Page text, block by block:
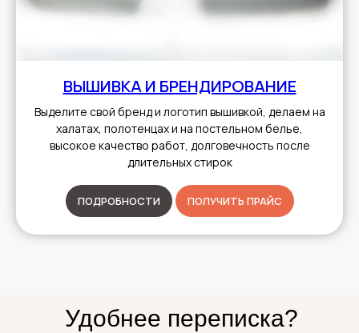
ВЫШИВКА И БРЕНДИРОВАНИЕ
Выделите свой бренд и логотип вышивкой, делаем на
халатах, полотенцах и на постельном белье,
высокое качество работ, долговечность после
длительных стирок
ПОДРОБНОСТИ ПОЛУЧИТЬ ПРАЙС
Удобнее переписка?